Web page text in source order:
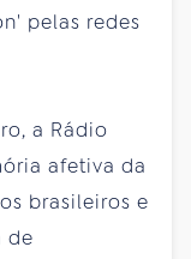
pelas redes
a Rádio
afetiva da
brasileiros e
de